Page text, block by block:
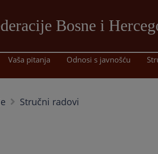
Bosne i
Vaša pitanja Odnosi s javnošću
Stručni radovi